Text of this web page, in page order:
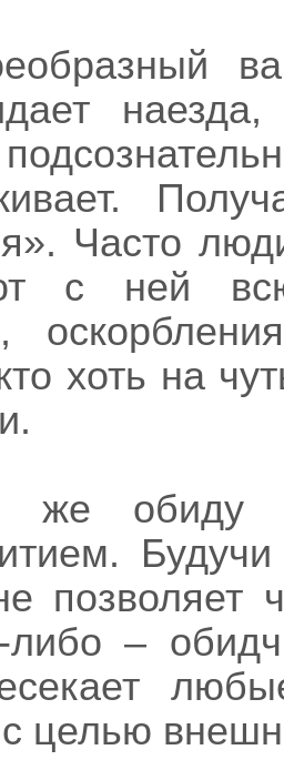
Часто
с ней
хоть на
же обиду
позволяет
либо –
целью